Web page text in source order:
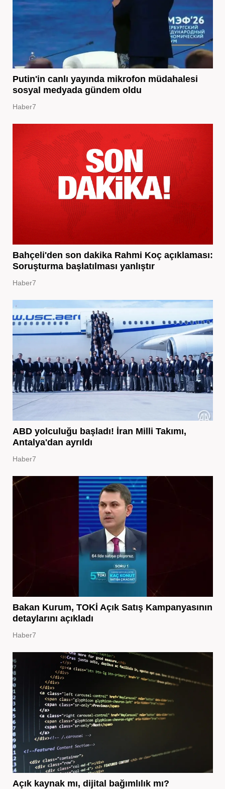
Putin'in canlı yayında mikrofon müdahalesi
sosyal medyada gündem oldu
Haber7
Bahçeli'den son dakika Rahmi Koç açıklaması:
Soruşturma başlatılması yanlıştır
Haber7
ABD yolculuğu başladı! İran Milli Takımı,
Antalya'dan ayrıldı
Haber7
Bakan Kurum, TOKİ Açık Satış Kampanyasının
detaylarını açıkladı
Haber7
Açık kaynak mı, dijital bağımlılık mı?